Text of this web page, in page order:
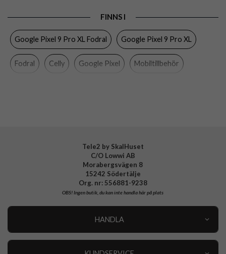
Färg Svart
Material Konstläder, Mjukplast (TPU)
FINNS I
Google Pixel 9 Pro XL Fodral Google Pixel 9 Pro XL
Fodral Celly Google Pixel Mobiltillbehör
Tele2 by SkalHuset
C/O Lowwi AB
Morabergsvägen 8
15242 Södertälje
Org. nr: 556881-9238
OBS!Ingen butik, du kan inte handla här på plats
HANDLA